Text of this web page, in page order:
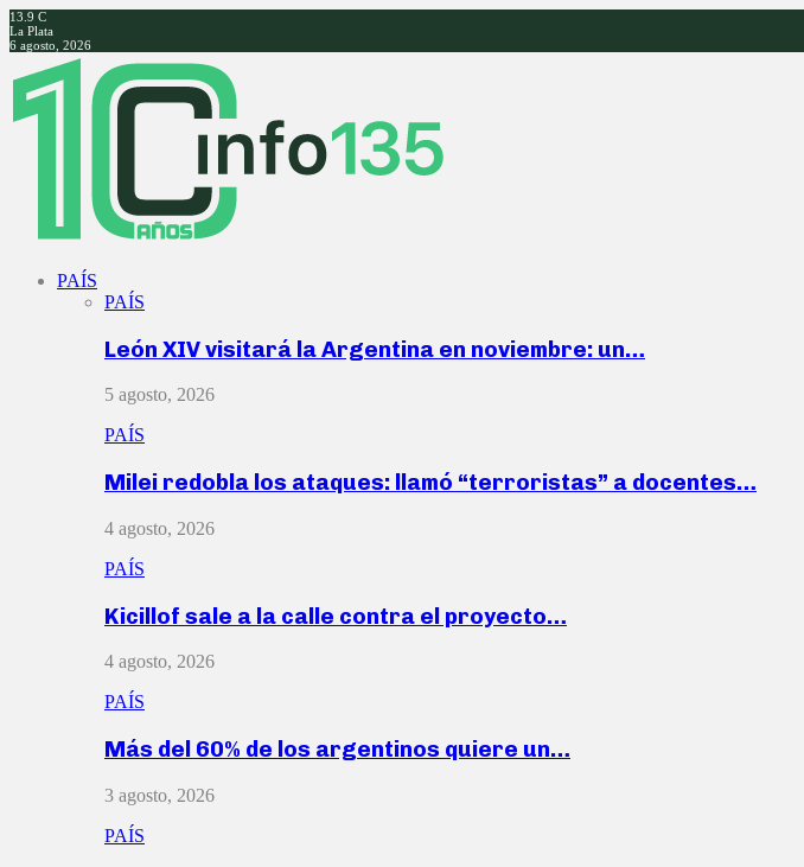
13.9 C
La Plata
6 agosto, 2026
Facebook
Twitter
Instagram
Youtube
PAÍS
PAÍS
León XIV visitará la Argentina en noviembre: un…
5 agosto, 2026
PAÍS
Milei redobla los ataques: llamó “terroristas” a docentes…
4 agosto, 2026
PAÍS
Kicillof sale a la calle contra el proyecto…
4 agosto, 2026
PAÍS
Más del 60% de los argentinos quiere un…
3 agosto, 2026
PAÍS